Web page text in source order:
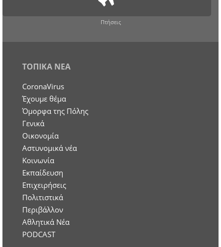
Πτήσεις
ΤΟΠΙΚΑ ΝΕΑ
CoronaVirus
Έχουμε θέμα
Όμορφα της Πόλης
Γενικά
Οικονομία
Aστυνομικά νέα
Κοινωνία
Εκπαίδευση
Επιχειρήσεις
Πολιτιστικά
Περιβάλλον
Αθλητικά Νέα
PODCAST